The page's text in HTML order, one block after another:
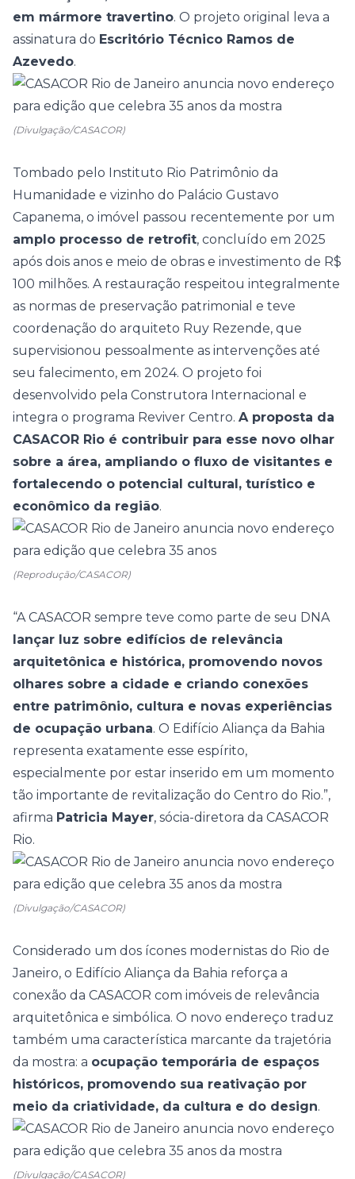
em mármore travertino. O projeto original leva a
assinatura do Escritório Técnico Ramos de
Azevedo.
(Divulgação/CASACOR)
Tombado pelo Instituto Rio Patrimônio da
Humanidade e vizinho do Palácio Gustavo
Capanema, o imóvel passou recentemente por um
amplo processo de retrofit, concluído em 2025
após dois anos e meio de obras e investimento de R$
100 milhões. A restauração respeitou integralmente
as normas de preservação patrimonial e teve
coordenação do arquiteto Ruy Rezende, que
supervisionou pessoalmente as intervenções até
seu falecimento, em 2024. O projeto foi
desenvolvido pela Construtora Internacional e
integra o programa Reviver Centro. A proposta da
CASACOR Rio é contribuir para esse novo olhar
sobre a área, ampliando o fluxo de visitantes e
fortalecendo o potencial cultural, turístico e
econômico da região.
(Reprodução/CASACOR)
“A CASACOR sempre teve como parte de seu DNA
lançar luz sobre edifícios de relevância
arquitetônica e histórica, promovendo novos
olhares sobre a cidade e criando conexões
entre patrimônio, cultura e novas experiências
de ocupação urbana. O Edifício Aliança da Bahia
representa exatamente esse espírito,
especialmente por estar inserido em um momento
tão importante de revitalização do Centro do Rio.”,
afirma Patricia Mayer, sócia-diretora da CASACOR
Rio.
(Divulgação/CASACOR)
Considerado um dos ícones modernistas do Rio de
Janeiro, o Edifício Aliança da Bahia reforça a
conexão da CASACOR com imóveis de relevância
arquitetônica e simbólica. O novo endereço traduz
também uma característica marcante da trajetória
da mostra: a ocupação temporária de espaços
históricos, promovendo sua reativação por
meio da criatividade, da cultura e do design.
(Divulgação/CASACOR)